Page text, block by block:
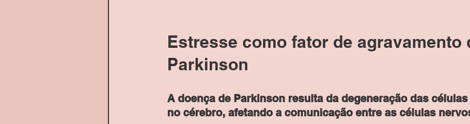
Estresse como fator de agravamento
Parkinson
A doença de Parkinson resulta da degeneração das
no cérebro, afetando a comunicação entre as células